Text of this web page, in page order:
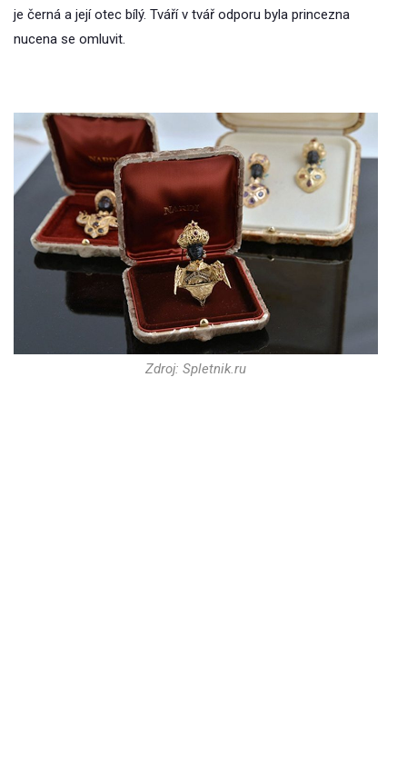
je černá a její otec bílý. Tváří v tvář odporu byla princezna
nucena se omluvit.
Zdroj: Spletnik.ru